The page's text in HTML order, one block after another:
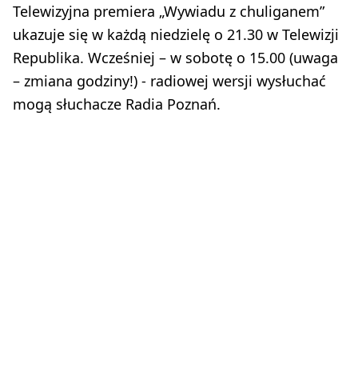
Telewizyjna premiera „Wywiadu z chuliganem”
ukazuje się w każdą niedzielę o 21.30 w Telewizji
Republika. Wcześniej – w sobotę o 15.00 (uwaga
– zmiana godziny!) - radiowej wersji wysłuchać
mogą słuchacze Radia Poznań.